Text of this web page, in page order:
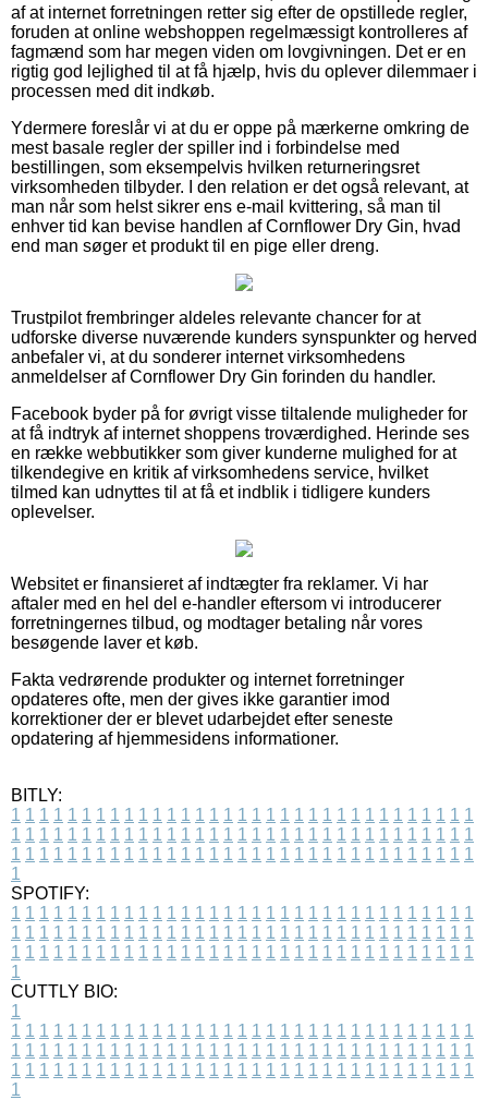
af at internet forretningen retter sig efter de opstillede regler,
foruden at online webshoppen regelmæssigt kontrolleres af
fagmænd som har megen viden om lovgivningen. Det er en
rigtig god lejlighed til at få hjælp, hvis du oplever dilemmaer i
processen med dit indkøb.
Ydermere foreslår vi at du er oppe på mærkerne omkring de
mest basale regler der spiller ind i forbindelse med
bestillingen, som eksempelvis hvilken returneringsret
virksomheden tilbyder. I den relation er det også relevant, at
man når som helst sikrer ens e-mail kvittering, så man til
enhver tid kan bevise handlen af Cornflower Dry Gin, hvad
end man søger et produkt til en pige eller dreng.
Trustpilot frembringer aldeles relevante chancer for at
udforske diverse nuværende kunders synspunkter og herved
anbefaler vi, at du sonderer internet virksomhedens
anmeldelser af Cornflower Dry Gin forinden du handler.
Facebook byder på for øvrigt visse tiltalende muligheder for
at få indtryk af internet shoppens troværdighed. Herinde ses
en række webbutikker som giver kunderne mulighed for at
tilkendegive en kritik af virksomhedens service, hvilket
tilmed kan udnyttes til at få et indblik i tidligere kunders
oplevelser.
Websitet er finansieret af indtægter fra reklamer. Vi har
aftaler med en hel del e-handler eftersom vi introducerer
forretningernes tilbud, og modtager betaling når vores
besøgende laver et køb.
Fakta vedrørende produkter og internet forretninger
opdateres ofte, men der gives ikke garantier imod
korrektioner der er blevet udarbejdet efter seneste
opdatering af hjemmesidens informationer.
BITLY:
1 1 1 1 1 1 1 1 1 1 1 1 1 1 1 1 1 1 1 1 1 1 1 1 1 1 1 1 1 1 1 1 1
1 1 1 1 1 1 1 1 1 1 1 1 1 1 1 1 1 1 1 1 1 1 1 1 1 1 1 1 1 1 1 1 1
1 1 1 1 1 1 1 1 1 1 1 1 1 1 1 1 1 1 1 1 1 1 1 1 1 1 1 1 1 1 1 1 1
1
SPOTIFY:
1 1 1 1 1 1 1 1 1 1 1 1 1 1 1 1 1 1 1 1 1 1 1 1 1 1 1 1 1 1 1 1 1
1 1 1 1 1 1 1 1 1 1 1 1 1 1 1 1 1 1 1 1 1 1 1 1 1 1 1 1 1 1 1 1 1
1 1 1 1 1 1 1 1 1 1 1 1 1 1 1 1 1 1 1 1 1 1 1 1 1 1 1 1 1 1 1 1 1
1
CUTTLY BIO:
1
1 1 1 1 1 1 1 1 1 1 1 1 1 1 1 1 1 1 1 1 1 1 1 1 1 1 1 1 1 1 1 1 1
1 1 1 1 1 1 1 1 1 1 1 1 1 1 1 1 1 1 1 1 1 1 1 1 1 1 1 1 1 1 1 1 1
1 1 1 1 1 1 1 1 1 1 1 1 1 1 1 1 1 1 1 1 1 1 1 1 1 1 1 1 1 1 1 1 1
1